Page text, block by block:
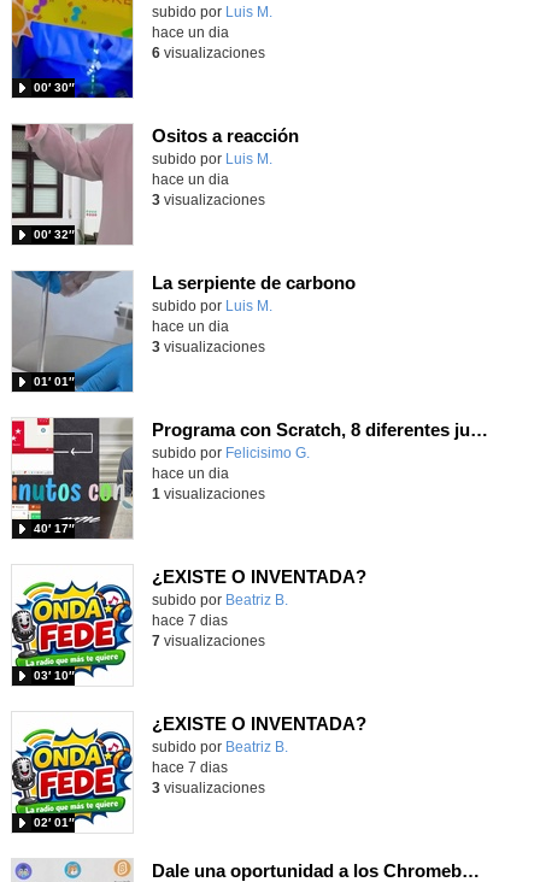
Contenido educativo.
subido por Luis M.
00′ 30″
hace un dia
6visualizaciones
Ositos a reacción
Contenido educativo.
subido por Luis M.
00′ 32″
hace un dia
3visualizaciones
La serpiente de carbono
Contenido educativo.
subido por Luis M.
01′ 01″
hace un dia
3visualizaciones
Programa con Scratch, 8 diferentes juegos para vivir la emoción de los partidos de España en el mundial 2026
Contenido educativo.
subido por Felicisimo G.
40′ 17″
hace un dia
1 visualizaciones
¿EXISTE O INVENTADA?
Contenido educativo.
subido por Beatriz B.
03′ 10″
hace 7 dias
7visualizaciones
¿EXISTE O INVENTADA?
Contenido educativo.
subido por Beatriz B.
02′ 01″
hace 7 dias
3visualizaciones
Dale una oportunidad a los Chromebooks y utiliza un proyector para realizar talleres si no tienes pantallas táctiles